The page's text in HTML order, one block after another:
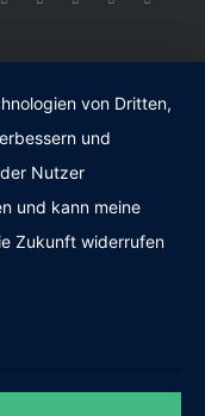
von Dritten,
und
Nutzer
und kann meine
Zukunft widerrufen